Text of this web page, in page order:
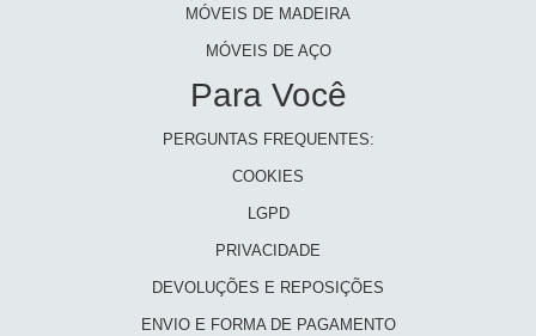
MÓVEIS DE MADEIRA
MÓVEIS DE AÇO
Para Você
PERGUNTAS FREQUENTES:
COOKIES
LGPD
PRIVACIDADE
DEVOLUÇÕES E REPOSIÇÕES
ENVIO E FORMA DE PAGAMENTO